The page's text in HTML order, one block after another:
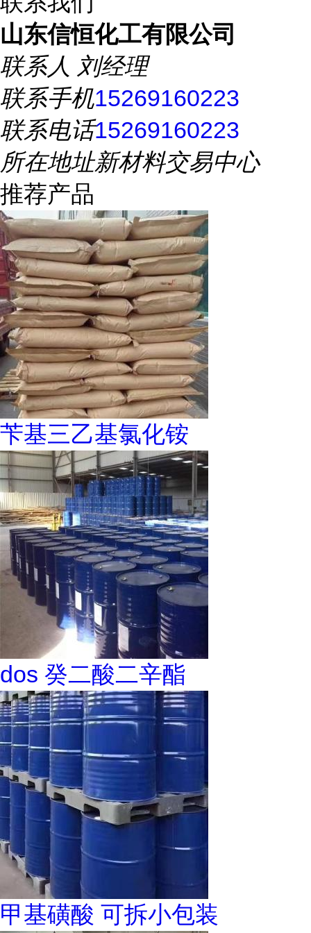
山东信恒化工有限公司
联系人 刘经理
联系手机15269160223
联系电话15269160223
所在地址新材料交易中心
推荐产品
苄基三乙基氯化铵
dos 癸二酸二辛酯
甲基磺酸 可拆小包装